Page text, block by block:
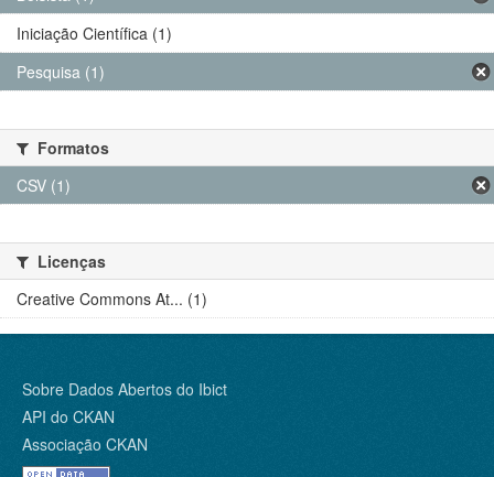
Iniciação Científica (1)
Pesquisa (1)
Formatos
CSV (1)
Licenças
Creative Commons At... (1)
Sobre Dados Abertos do Ibict
API do CKAN
Associação CKAN